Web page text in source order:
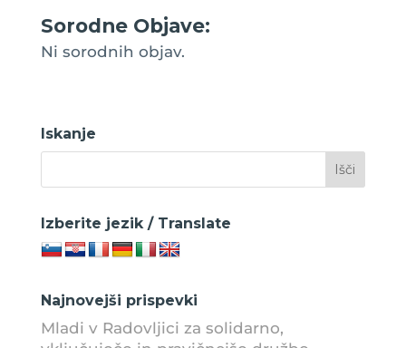
Sorodne Objave:
Ni sorodnih objav.
Iskanje
Izberite jezik / Translate
Najnovejši prispevki
Mladi v Radovljici za solidarno,